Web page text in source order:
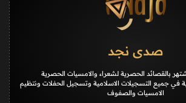
صدى نجد
بالقصائد الحصرية لشعراء والامسيات الحصرية
في جميع التسجيلات الاسلامية وتسجيل الحفلات ونتظيم
الامسيات والصفوف